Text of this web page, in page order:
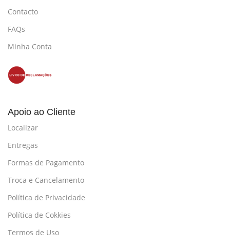
Contacto
FAQs
Minha Conta
Apoio ao Cliente
Localizar
Entregas
Formas de Pagamento
Troca e Cancelamento
Política de Privacidade
Política de Cokkies
Termos de Uso